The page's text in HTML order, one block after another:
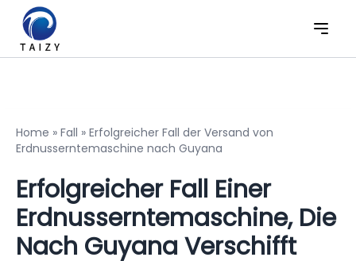
Home » Fall » Erfolgreicher Fall der Versand von
Erdnusserntemaschine nach Guyana
Erfolgreicher Fall Einer
Erdnusserntemaschine, Die
Nach Guyana Verschifft